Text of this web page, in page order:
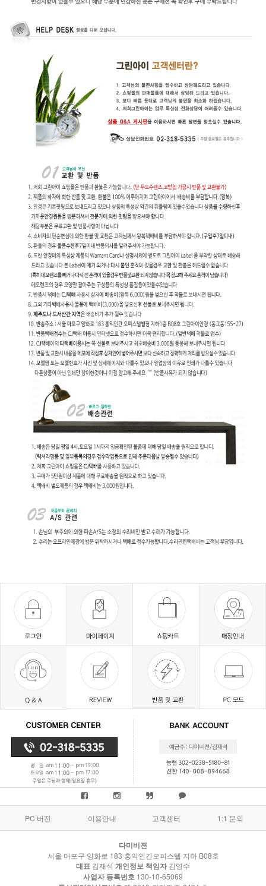
PC 버전 이용안내 고객센터 1:1 문의
다미비젼
서울 마포구 양화로 183 홍익인간오피스텔 지하 B08호
대표 김재석 개인정보 책임자 김영수
사업자 등록번호 130-10-65069